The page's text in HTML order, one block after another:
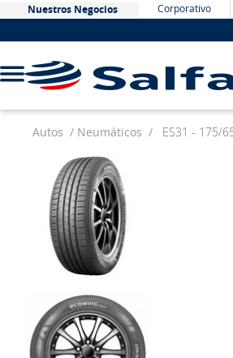
Nuestros Negocios Corporativo
Autos Neumáticos ES31 - 175/
TÉRMINOS MÁS BUSCADOS
1.
bateria
2.
neumáticos
3.
westlake
.
yokohama
chevrolet
6.
jockey
7.
john deere